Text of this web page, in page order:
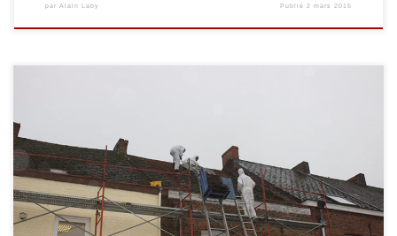
par Alain Laby Publié 2 mars 2015
Le démontage assuré et les échafaudages montés à l’avant comme à
l’arrière, la seconde phase des travaux peut commencer! On redresse la
charpente, on remplace ce qui doit l’être, on pose la sous-toiture,…. À suivre
……